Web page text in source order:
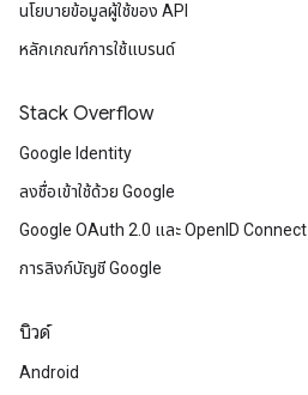
นโยบายข้อมูลผู้ใช้ของ API
หลักเกณฑ์การใช้แบรนด์
Stack Overflow
Google Identity
ลงชื่อเข้าใช้ด้วย Google
Google OAuth 2.0 และ OpenID Connect
การลิงก์บัญชี Google
บิวด์
Android